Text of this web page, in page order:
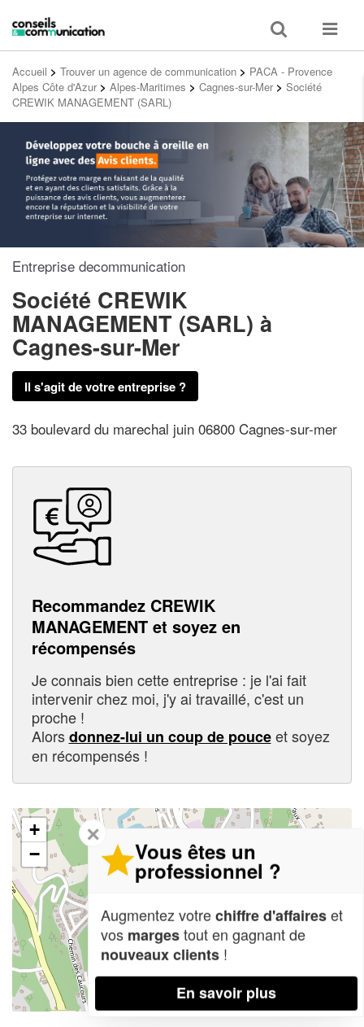
Toggle
search
Toggle
Accueil > Trouver un agence de communication > PACA - Provence
Alpes Côte d'Azur > Alpes-Maritimes > Cagnes-sur-Mer > Société
CREWIK MANAGEMENT (SARL)
Entreprise decommunication
Société CREWIK
MANAGEMENT (SARL) à
Cagnes-sur-Mer
Il s'agit de votre entreprise ?
33 boulevard du marechal juin 06800 Cagnes-sur-mer
Recommandez CREWIK
MANAGEMENT et soyez en
récompensés
Je connais bien cette entreprise : je l'ai fait
intervenir chez moi, j'y ai travaillé, c'est un
proche !
Alorsdonnez-lui un coup de pouceet soyez
en récompensés !
+
−
OpenStreetMap contributors,
✕
Vous êtes un
professionnel ?
Augmentez votrechiffre d'affaireset
vos margestout en gagnant de
nouveaux clients !
En savoir plus